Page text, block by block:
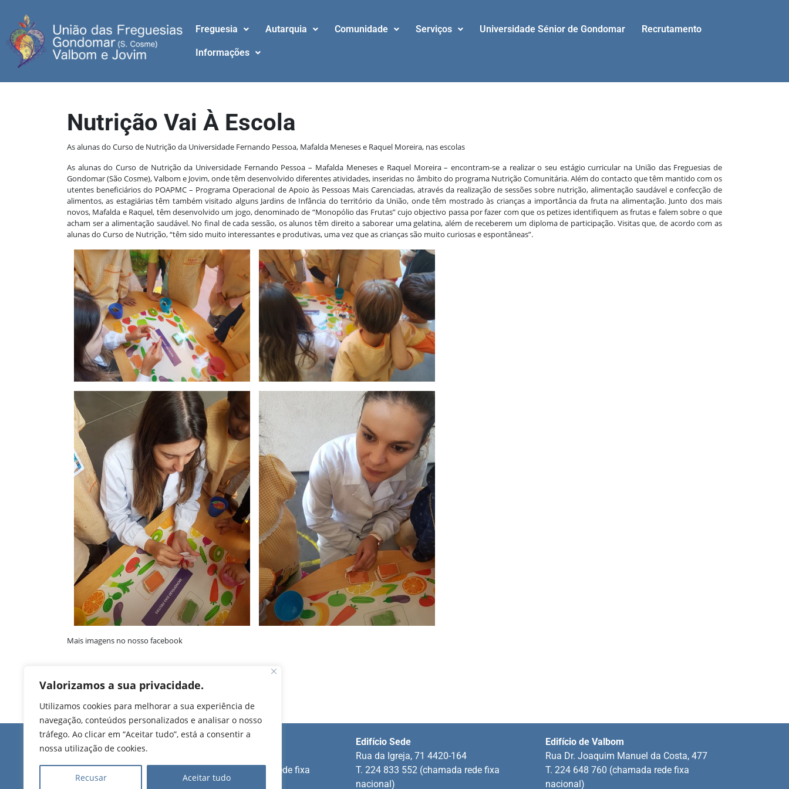
Valorizamos a sua privacidade.
Utilizamos cookies para melhorar a sua experiência de
navegação, conteúdos personalizados e analisar o nosso
tráfego. Ao clicar em “Aceitar tudo”, está a consentir a
nossa utilização de cookies.
Recusar Aceitar tudo
Freguesia Autarquia Comunidade Serviços Universidade Sénior de Gondomar Recrutamento
Informações
Nutrição Vai À Escola
As alunas do Curso de Nutrição da Universidade Fernando Pessoa, Mafalda Meneses e Raquel Moreira, nas escolas
As alunas do Curso de Nutrição da Universidade Fernando Pessoa – Mafalda Meneses e Raquel Moreira – encontram-se a realizar o seu estágio curricular na União das Freguesias de
Gondomar (São Cosme), Valbom e Jovim, onde têm desenvolvido diferentes atividades, inseridas no âmbito do programa Nutrição Comunitária. Além do contacto que têm mantido com os
utentes beneficiários do POAPMC – Programa Operacional de Apoio às Pessoas Mais Carenciadas, através da realização de sessões sobre nutrição, alimentação saudável e confecção de
alimentos, as estagiárias têm também visitado alguns Jardins de Infância do território da União, onde têm mostrado às crianças a importância da fruta na alimentação. Junto dos mais
novos, Mafalda e Raquel, têm desenvolvido um jogo, denominado de “Monopólio das Frutas” cujo objectivo passa por fazer com que os petizes identifiquem as frutas e falem sobre o que
acham ser a alimentação saudável. No final de cada sessão, os alunos têm direito a saborear uma gelatina, além de receberem um diploma de participação. Visitas que, de acordo com as
alunas do Curso de Nutrição, “têm sido muito interessantes e produtivas, uma vez que as crianças são muito curiosas e espontâneas”.
Mais imagens no nosso facebook
Edifício de Jovim
T. 224 509 703 (chamada rede fixa
nacional)
Edifício Sede
Rua da Igreja, 71 4420-164
T. 224 833 552 (chamada rede fixa
nacional)
Edifício de Valbom
Rua Dr. Joaquim Manuel da Costa, 477
T. 224 648 760 (chamada rede fixa
nacional)